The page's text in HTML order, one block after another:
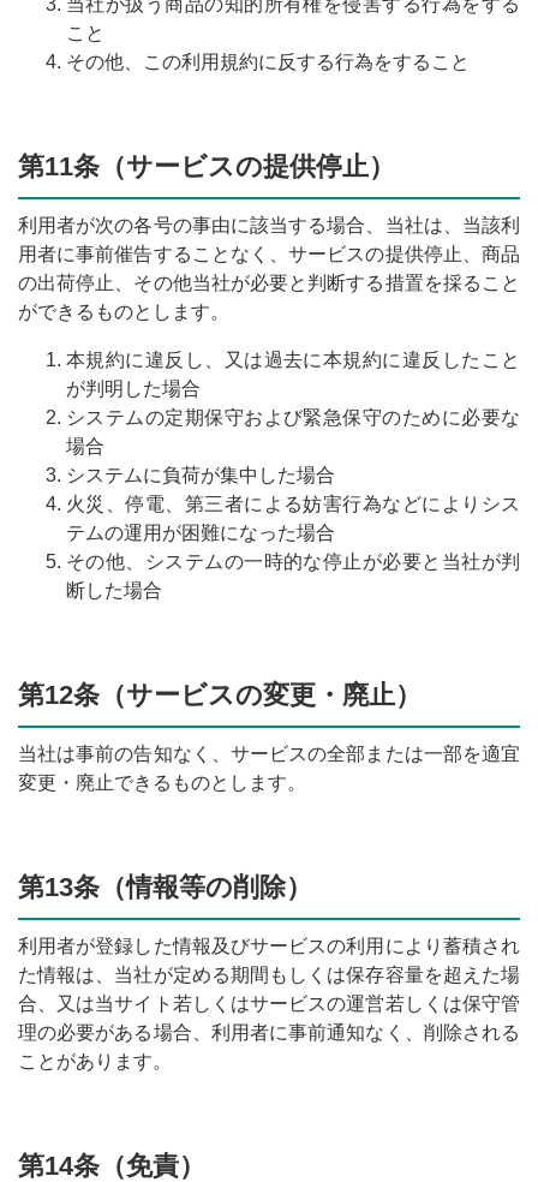
当社が扱う商品の知的所有権を侵害する行為をする
こと
その他、この利用規約に反する行為をすること
第11条（サービスの提供停止）
利用者が次の各号の事由に該当する場合、当社は、当該利
用者に事前催告することなく、サービスの提供停止、商品
の出荷停止、その他当社が必要と判断する措置を採ること
ができるものとします。
本規約に違反し、又は過去に本規約に違反したこと
が判明した場合
システムの定期保守および緊急保守のために必要な
場合
システムに負荷が集中した場合
火災、停電、第三者による妨害行為などによりシス
テムの運用が困難になった場合
その他、システムの一時的な停止が必要と当社が判
断した場合
第12条（サービスの変更・廃止）
当社は事前の告知なく、サービスの全部または一部を適宜
変更・廃止できるものとします。
第13条（情報等の削除）
利用者が登録した情報及びサービスの利用により蓄積され
た情報は、当社が定める期間もしくは保存容量を超えた場
合、又は当サイト若しくはサービスの運営若しくは保守管
理の必要がある場合、利用者に事前通知なく、削除される
ことがあります。
第14条（免責）